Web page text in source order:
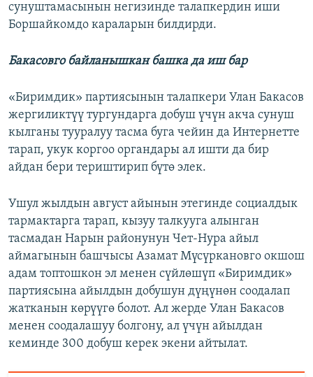
сунуштамасынын негизинде талапкердин иши
Боршайкомдо караларын билдирди.
Бакасовго байланышкан башка да иш бар
«Биримдик» партиясынын талапкери Улан Бакасов
жергиликтүү тургундарга добуш үчүн акча сунуш
кылганы тууралуу тасма буга чейин да Интернетте
тарап, укук коргоо органдары ал ишти да бир
айдан бери териштирип бүтө элек.
Ушул жылдын август айынын этегинде социалдык
тармактарга тарап, кызуу талкууга алынган
тасмадан Нарын районунун Чет-Нура айыл
аймагынын башчысы Азамат Мүсүркановго окшош
адам топтошкон эл менен сүйлөшүп «Биримдик»
партиясына айылдын добушун дүңүнөн соодалап
жатканын көрүүгө болот. Ал жерде Улан Бакасов
менен соодалашуу болгону, ал үчүн айылдан
кеминде 300 добуш керек экени айтылат.